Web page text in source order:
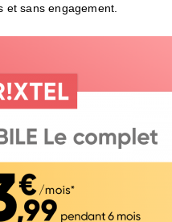
sans engagement.